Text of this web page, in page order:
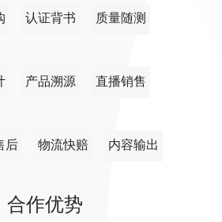
认证背书 质量随测
产品溯源 直播销售
后 物流快赔 内容输出
合作优势